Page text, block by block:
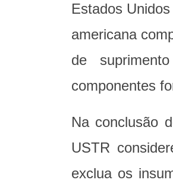
Estados
americana
de
componentes
Na conclusão
USTR
exclua os